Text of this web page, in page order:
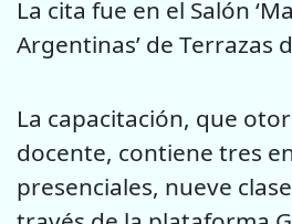
La cita fue en el Salón
Argentinas’ de Terrazas
La capacitación, que
docente, contiene tres
presenciales, nueve